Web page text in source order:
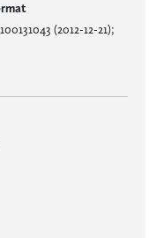
(2012-12-21);